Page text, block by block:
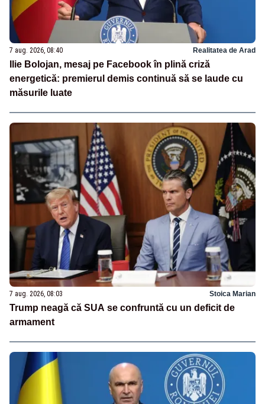
7 aug. 2026, 08:40 Realitatea de Arad
Ilie Bolojan, mesaj pe Facebook în plină criză
energetică: premierul demis continuă să se laude cu
măsurile luate
7 aug. 2026, 08:03 Stoica Marian
Trump neagă că SUA se confruntă cu un deficit de
armament